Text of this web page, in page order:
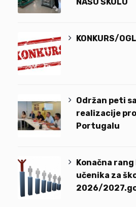
KONKURS/
Održan peti
realizacije
Portugalu
Konačna
učenika za
2026/